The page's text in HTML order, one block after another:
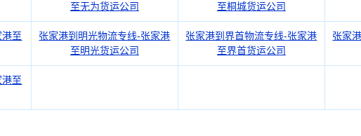
至无为货运公司
至桐城货运公司
至
张家港到明光物流专线-张家港
至明光货运公司
张家港到界首物流专线-张家港
至界首货运公司
张家
至